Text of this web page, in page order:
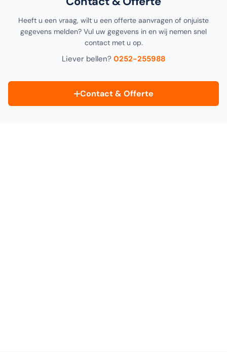
Heeft u een vraag, wilt u een offerte aanvragen of onjuiste
gegevens melden? Vul uw gegevens in en wij nemen snel
contact met u op.
Liever bellen? 0252-255988
Contact & Offerte